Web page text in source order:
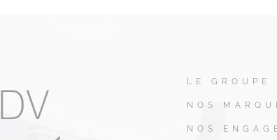
LE GROUPE
NOS
NOS